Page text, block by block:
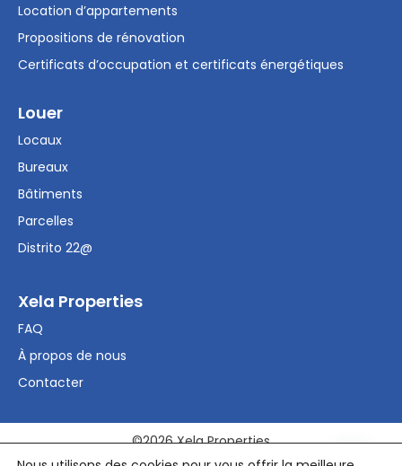
Location d’appartements
Propositions de rénovation
Certificats d’occupation et certificats énergétiques
Louer
Locaux
Bureaux
Bâtiments
Parcelles
Distrito 22@
Xela Properties
FAQ
À propos de nous
Contacter
©2026 Xela Properties